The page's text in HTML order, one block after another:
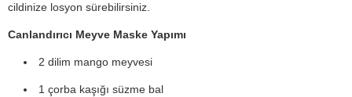
cildinize losyon sürebilirsiniz.
Canlandırıcı Meyve Maske Yapımı
2 dilim mango meyvesi
1 çorba kaşığı süzme bal